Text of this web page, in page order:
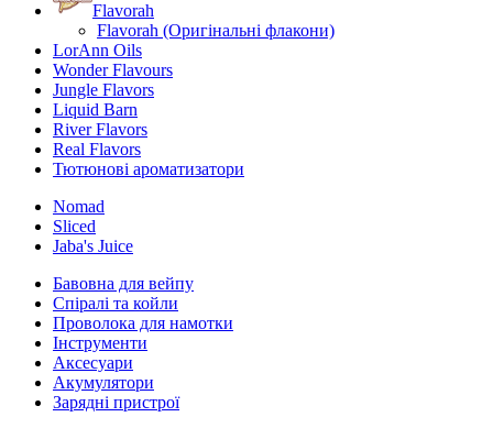
Flavorah
Flavorah (Оригінальні флакони)
LorAnn Oils
Wonder Flavours
Jungle Flavors
Liquid Barn
River Flavors
Real Flavors
Тютюнові ароматизатори
Nomad
Sliced
Jaba's Juice
Бавовна для вейпу
Спіралі та койли
Проволока для намотки
Інструменти
Аксесуари
Акумулятори
Зарядні пристрої